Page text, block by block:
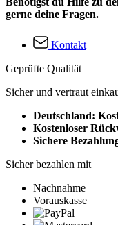
gerne deine Fragen.
Kontakt
Geprüfte Qualität
Sicher und vertraut
Deutschland:
Kostenloser
Sichere
Sicher bezahlen mit
Nachnahme
Vorauskasse